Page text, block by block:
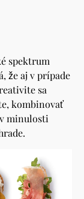
spektrum
že aj v prípade
sa
kombinovať
minulosti